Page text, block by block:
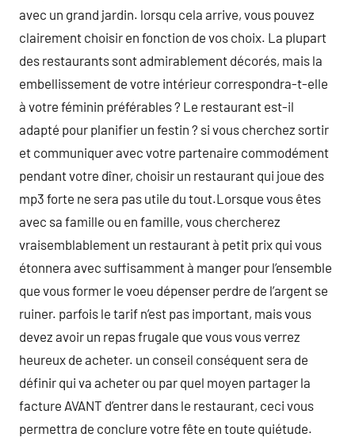
avec un grand jardin. lorsqu cela arrive, vous pouvez
clairement choisir en fonction de vos choix. La plupart
des restaurants sont admirablement décorés, mais la
embellissement de votre intérieur correspondra-t-elle
à votre féminin préférables ? Le restaurant est-il
adapté pour planifier un festin ? si vous cherchez sortir
et communiquer avec votre partenaire commodément
pendant votre dîner, choisir un restaurant qui joue des
mp3 forte ne sera pas utile du tout.Lorsque vous êtes
avec sa famille ou en famille, vous chercherez
vraisemblablement un restaurant à petit prix qui vous
étonnera avec suffisamment à manger pour l’ensemble
que vous former le voeu dépenser perdre de l’argent se
ruiner. parfois le tarif n’est pas important, mais vous
devez avoir un repas frugale que vous vous verrez
heureux de acheter. un conseil conséquent sera de
définir qui va acheter ou par quel moyen partager la
facture AVANT d’entrer dans le restaurant, ceci vous
permettra de conclure votre fête en toute quiétude.